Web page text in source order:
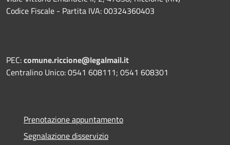
Codice Fiscale - Partita IVA: 00324360403
PEC:comune.riccione@legalmail.it
Centralino Unico: 0541 608111; 0541 608301
Prenotazione appuntamento
Segnalazione disservizio